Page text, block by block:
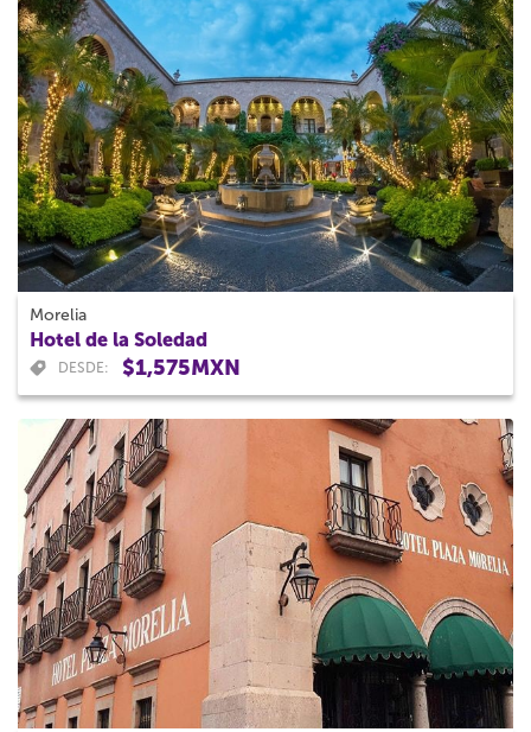
Morelia
Hotel de la Soledad
DESDE: $1,575MXN